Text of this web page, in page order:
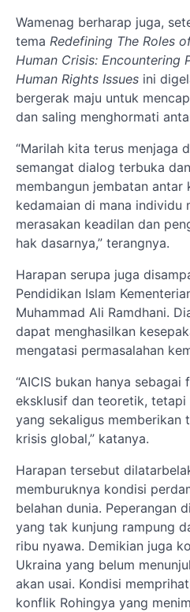
Wamenag berharap juga,
tema Redefining The Roles
Human Crisis: Encountering
Human Rights Issues ini
bergerak maju untuk
dan saling menghormati
“Marilah kita terus menjaga
semangat dialog terbuka
membangun jembatan antar
kedamaian di mana individu
merasakan keadilan dan
hak dasarnya,” terangnya.
Harapan serupa juga
Pendidikan Islam
Muhammad Ali Ramdhani.
dapat menghasilkan
mengatasi permasalahan
“AICIS bukan hanya
eksklusif dan teoretik,
yang sekaligus memberikan
krisis global,” katanya.
Harapan tersebut
memburuknya kondisi
belahan dunia. Peperangan
yang tak kunjung rampung
ribu nyawa. Demikian juga
Ukraina yang belum
akan usai. Kondisi
konflik Rohingya yang